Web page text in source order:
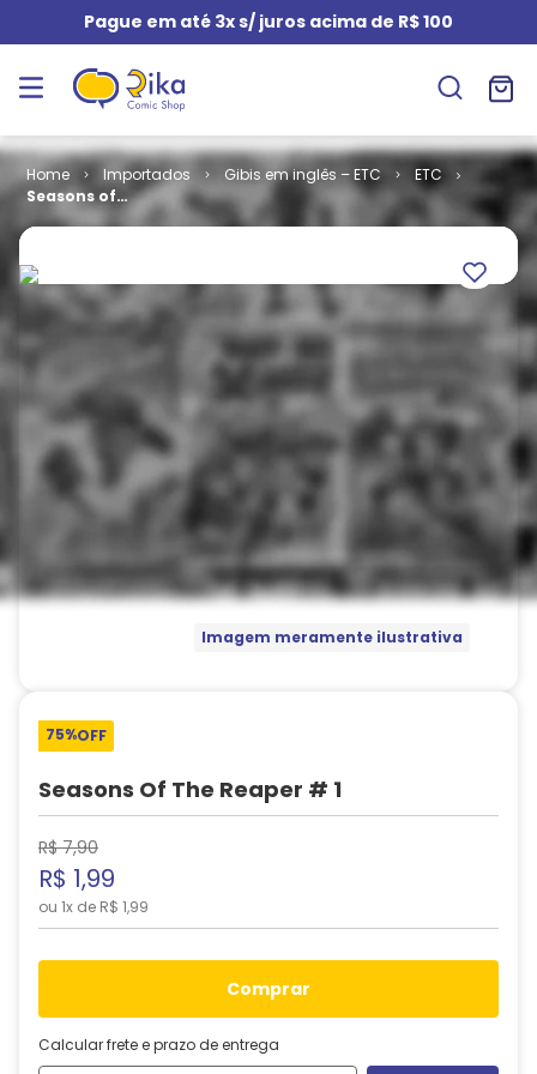
Pague em até 3x s/ juros acima de R$ 100
Importados Gibis em inglês – ETC
ETC
Seasons of
the Reaper # 1
Imagem meramente ilustrativa
75%OFF
Seasons Of The Reaper # 1
R$ 7,90
R$ 1,99
ou 1x de R$ 1,99
comprar
Calcular frete e prazo de entrega